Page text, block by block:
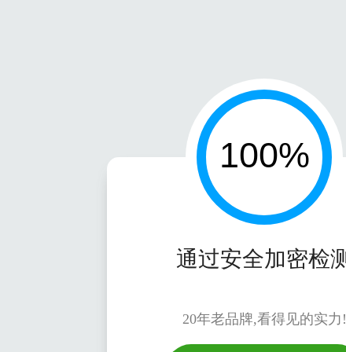
通过安全加密检
20年老品牌,看得见的实力!